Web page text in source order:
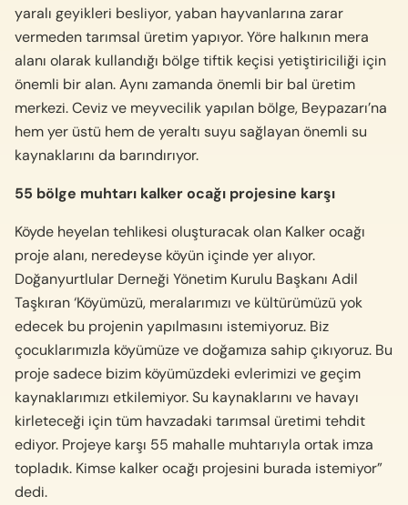
yaralı geyikleri besliyor, yaban hayvanlarına zarar
vermeden tarımsal üretim yapıyor. Yöre halkının mera
alanı olarak kullandığı bölge tiftik keçisi yetiştiriciliği için
önemli bir alan. Aynı zamanda önemli bir bal üretim
merkezi. Ceviz ve meyvecilik yapılan bölge, Beypazarı’na
hem yer üstü hem de yeraltı suyu sağlayan önemli su
kaynaklarını da barındırıyor.
55 bölge muhtarı kalker ocağı projesine karşı
Köyde heyelan tehlikesi oluşturacak olan Kalker ocağı
proje alanı, neredeyse köyün içinde yer alıyor.
Doğanyurtlular Derneği Yönetim Kurulu Başkanı Adil
Taşkıran ‘Köyümüzü, meralarımızı ve kültürümüzü yok
edecek bu projenin yapılmasını istemiyoruz. Biz
çocuklarımızla köyümüze ve doğamıza sahip çıkıyoruz. Bu
proje sadece bizim köyümüzdeki evlerimizi ve geçim
kaynaklarımızı etkilemiyor. Su kaynaklarını ve havayı
kirleteceği için tüm havzadaki tarımsal üretimi tehdit
ediyor. Projeye karşı 55 mahalle muhtarıyla ortak imza
topladık. Kimse kalker ocağı projesini burada istemiyor”
dedi.